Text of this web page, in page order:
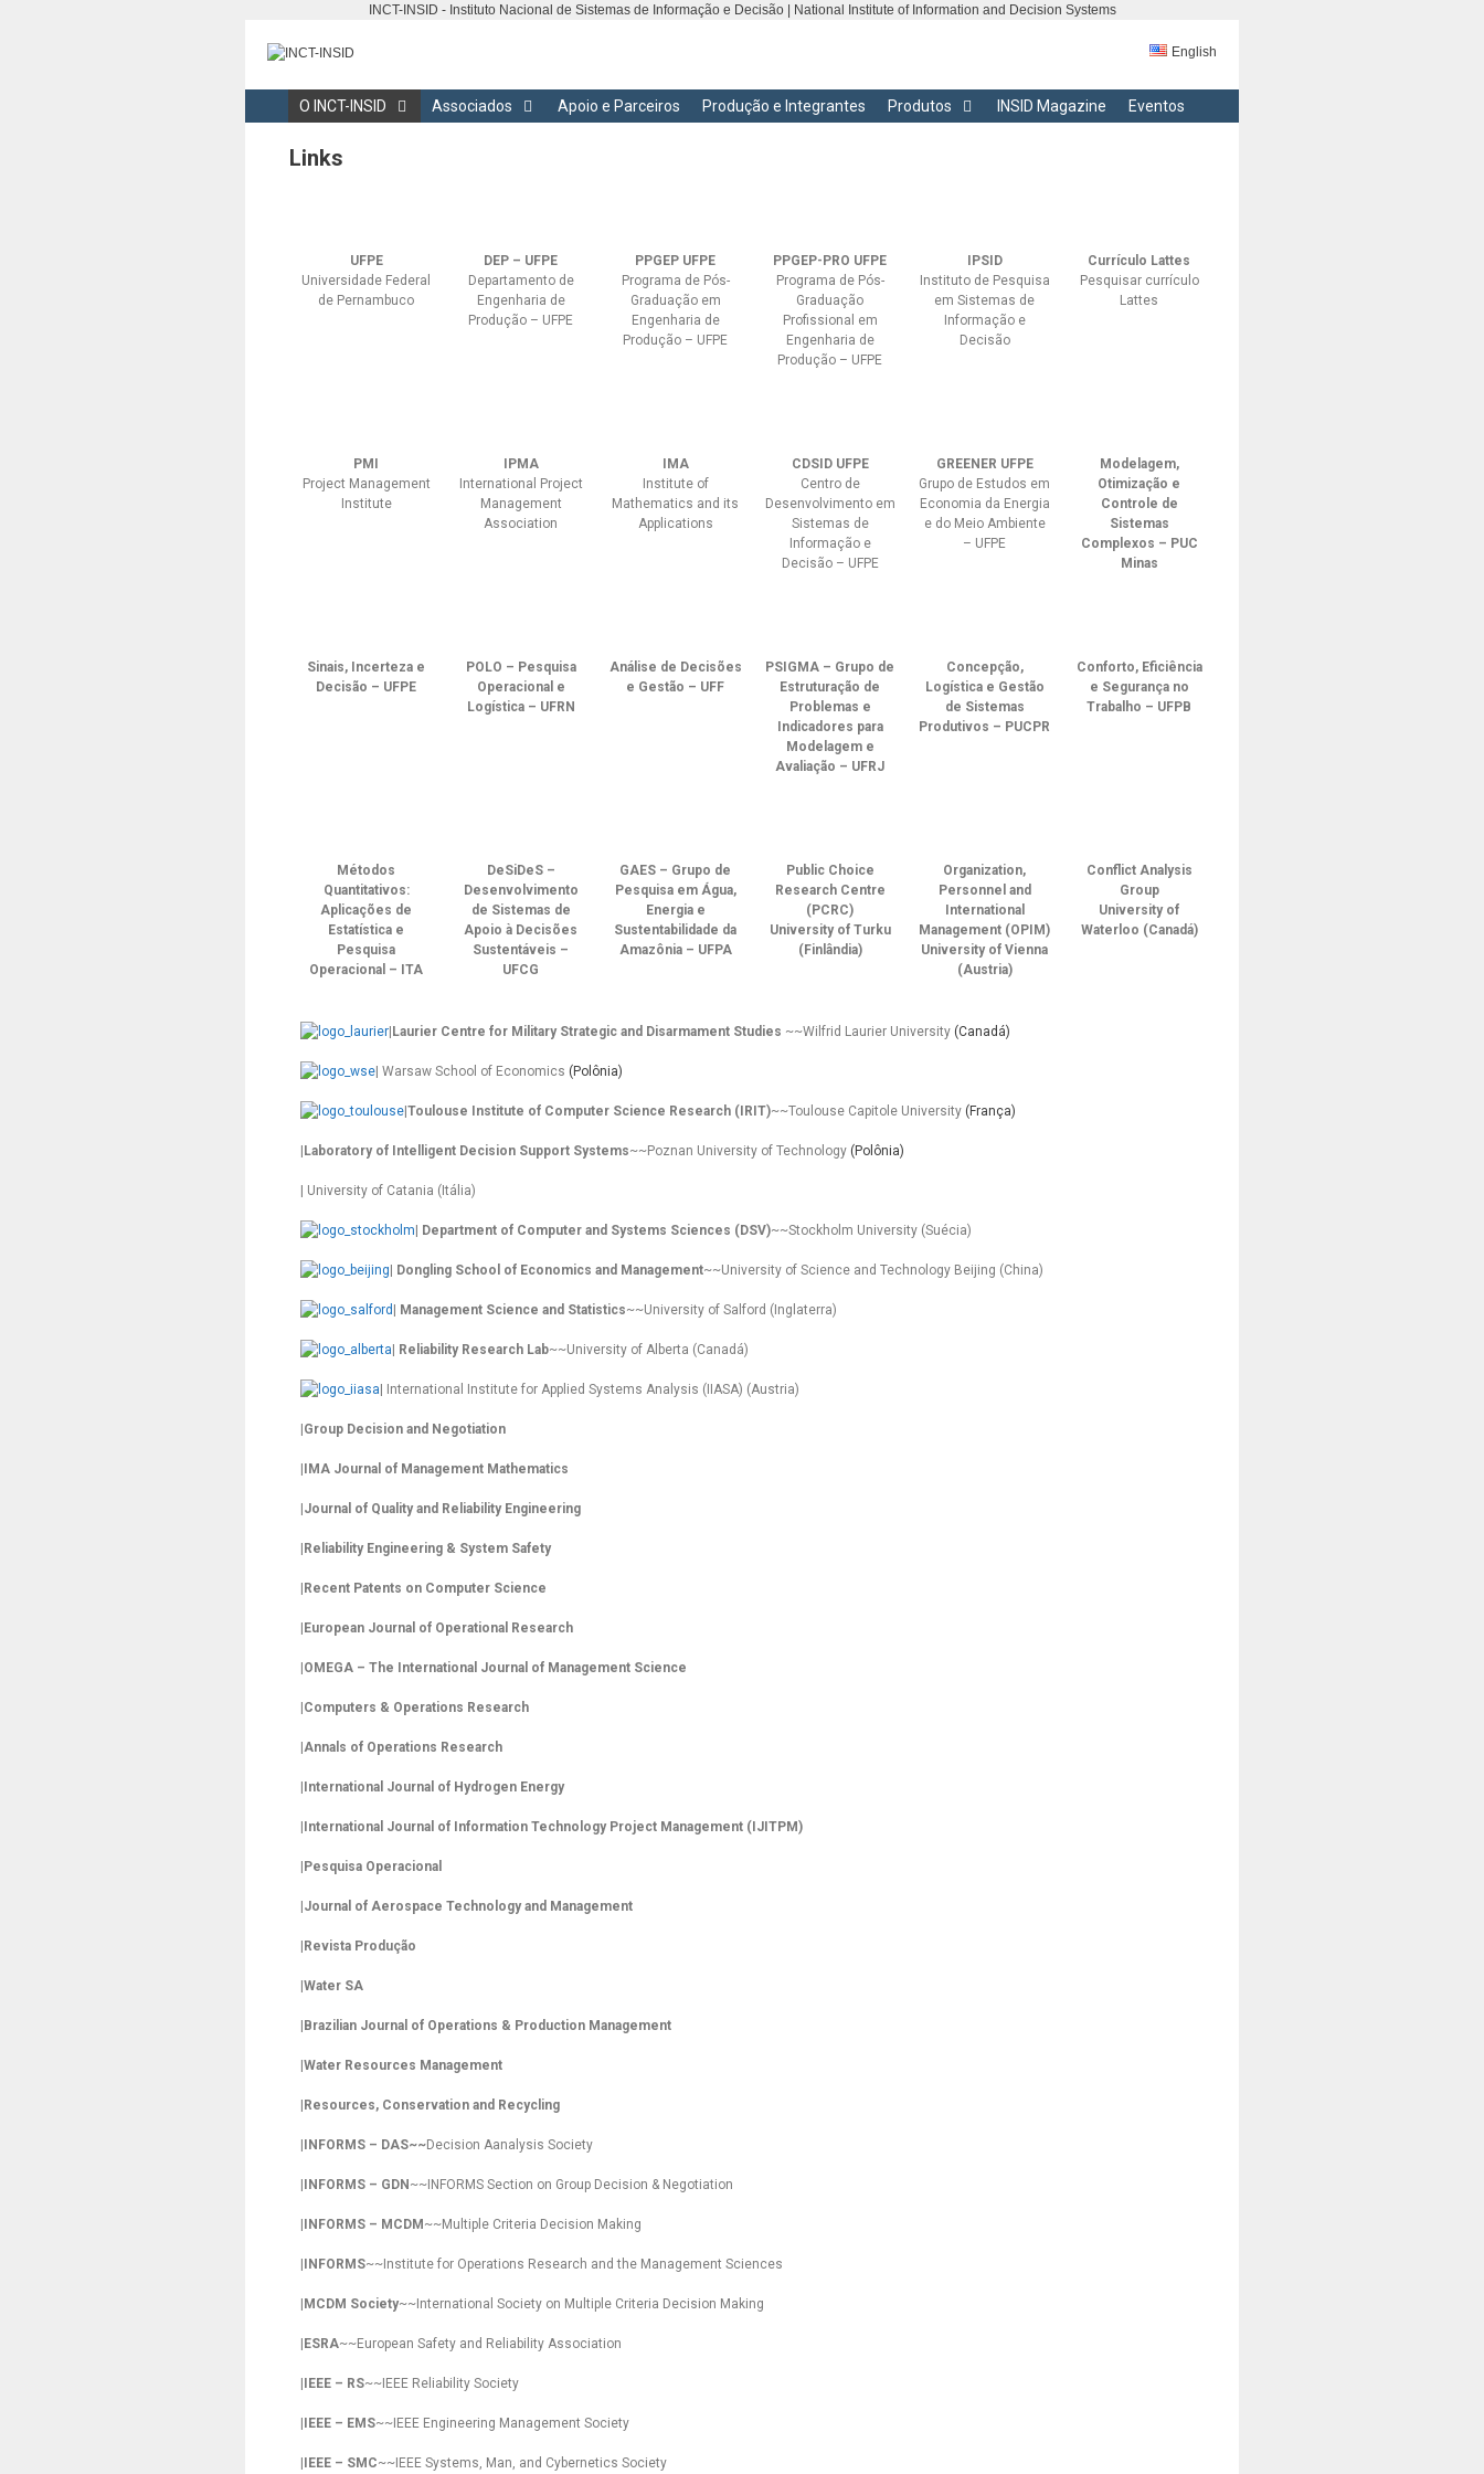
INCT-INSID - Instituto Nacional de Sistemas de Informação e Decisão | National Institute of Information and Decision Systems
English
O INCT-INSID Associados Apoio e Parceiros Produção e Integrantes Produtos INSID Magazine Eventos
Links
UFPE
Universidade Federal
de Pernambuco
DEP – UFPE
Departamento de
Engenharia de
Produção – UFPE
PPGEP UFPE
Programa de Pós-
Graduação em
Engenharia de
Produção – UFPE
PPGEP-PRO UFPE
Programa de Pós-
Graduação
Profissional em
Engenharia de
Produção – UFPE
IPSID
Instituto de Pesquisa
em Sistemas de
Informação e
Decisão
Currículo Lattes
Pesquisar currículo
Lattes
PMI
Project Management
Institute
IPMA
International Project
Management
Association
IMA
Institute of
Mathematics and its
Applications
CDSID UFPE
Centro de
Desenvolvimento em
Sistemas de
Informação e
Decisão – UFPE
GREENER UFPE
Grupo de Estudos em
Economia da Energia
e do Meio Ambiente
– UFPE
Modelagem,
Otimização e
Controle de
Sistemas
Complexos – PUC
Minas
Sinais, Incerteza e
Decisão – UFPE
POLO – Pesquisa
Operacional e
Logística – UFRN
Análise de Decisões
e Gestão – UFF
PSIGMA – Grupo de
Estruturação de
Problemas e
Indicadores para
Modelagem e
Avaliação – UFRJ
Concepção,
Logística e Gestão
de Sistemas
Produtivos – PUCPR
Conforto, Eficiência
e Segurança no
Trabalho – UFPB
Métodos
Quantitativos:
Aplicações de
Estatística e
Pesquisa
Operacional – ITA
DeSiDeS –
Desenvolvimento
de Sistemas de
Apoio à Decisões
Sustentáveis –
UFCG
GAES – Grupo de
Pesquisa em Água,
Energia e
Sustentabilidade da
Amazônia – UFPA
Public Choice
Research Centre
(PCRC)
University of Turku
(Finlândia)
Organization,
Personnel and
International
Management (OPIM)
University of Vienna
(Austria)
Conflict Analysis
Group
University of
Waterloo (Canadá)
Laurier Centre for Military Strategic and Disarmament Studies ~~Wilfrid Laurier University (Canadá)
| Warsaw School of Economics (Polônia)
Toulouse Institute of Computer Science Research (IRIT)~~Toulouse Capitole University (França)
Laboratory of Intelligent Decision Support Systems~~Poznan University of Technology (Polônia)
| University of Catania (Itália)
Department of Computer and Systems Sciences (DSV)~~Stockholm University (Suécia)
Dongling School of Economics and Management~~University of Science and Technology Beijing (China)
Management Science and Statistics~~University of Salford (Inglaterra)
Reliability Research Lab~~University of Alberta (Canadá)
| International Institute for Applied Systems Analysis (IIASA) (Austria)
Group Decision and Negotiation
IMA Journal of Management Mathematics
Journal of Quality and Reliability Engineering
Reliability Engineering & System Safety
Recent Patents on Computer Science
European Journal of Operational Research
OMEGA – The International Journal of Management Science
Computers & Operations Research
Annals of Operations Research
International Journal of Hydrogen Energy
International Journal of Information Technology Project Management (IJITPM)
Pesquisa Operacional
Journal of Aerospace Technology and Management
Revista Produção
Water SA
Brazilian Journal of Operations & Production Management
Water Resources Management
Resources, Conservation and Recycling
INFORMS – DAS~~Decision Aanalysis Society
INFORMS – GDN ~~INFORMS Section on Group Decision & Negotiation
INFORMS – MCDM ~~Multiple Criteria Decision Making
INFORMS~~Institute for Operations Research and the Management Sciences
MCDM Society~~International Society on Multiple Criteria Decision Making
ESRA~~European Safety and Reliability Association
IEEE – RS~~IEEE Reliability Society
IEEE – EMS~~IEEE Engineering Management Society
IEEE – SMC~~IEEE Systems, Man, and Cybernetics Society